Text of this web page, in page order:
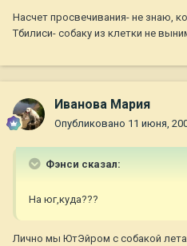
Насчет просвечивания- не знаю,
Тбилиси- собаку из клетки не
Иванова Мария
Опубликовано 11 июня,
Фэнси сказал:
На юг,куда???
Лично мы ЮтЭйром с собакой